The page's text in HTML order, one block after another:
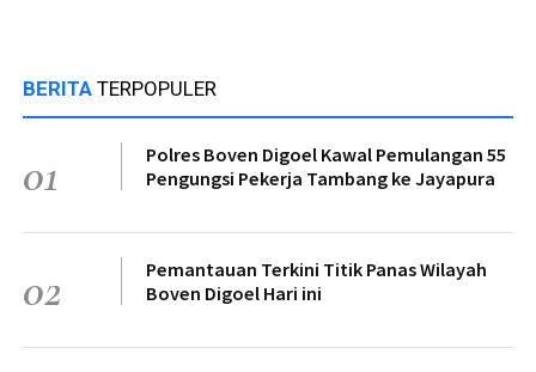
BERITA TERPOPULER
01
Polres Boven Digoel Kawal Pemulangan 55
Pengungsi Pekerja Tambang ke Jayapura
02
Pemantauan Terkini Titik Panas Wilayah
Boven Digoel Hari ini